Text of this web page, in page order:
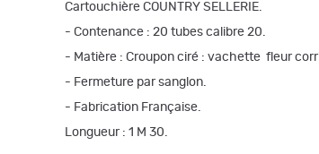
Cartouchière COUNTRY SELLERIE.
- Contenance : 20 tubes calibre 20.
- Matière : Croupon ciré : vachette fleur
- Fermeture par sanglon.
- Fabrication Française.
Longueur : 1 M 30.